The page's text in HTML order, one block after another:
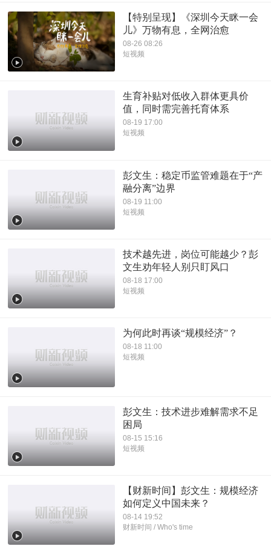
【特别呈现】《深圳今天眯一会
儿》万物有息，全网治愈
08-26 08:26
短视频
生育补贴对低收入群体更具价
值，同时需完善托育体系
08-19 17:00
短视频
彭文生：稳定币监管难题在于“产
融分离”边界
08-19 11:00
短视频
技术越先进，岗位可能越少？彭
文生劝年轻人别只盯风口
08-18 17:00
短视频
为何此时再谈“规模经济”？
08-18 11:00
短视频
彭文生：技术进步难解需求不足
困局
08-15 15:16
短视频
【财新时间】彭文生：规模经济
如何定义中国未来？
08-14 19:52
财新时间 / Who's time